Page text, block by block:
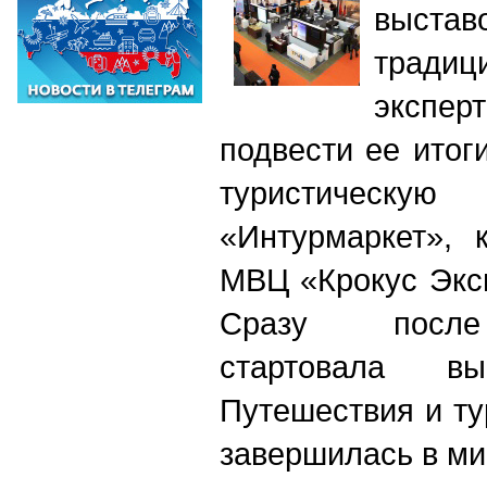
подвести ее
«Интурмаркет»,
МВЦ «Крокус
Сразу после
стартовала
Путешествия и
завершилась в